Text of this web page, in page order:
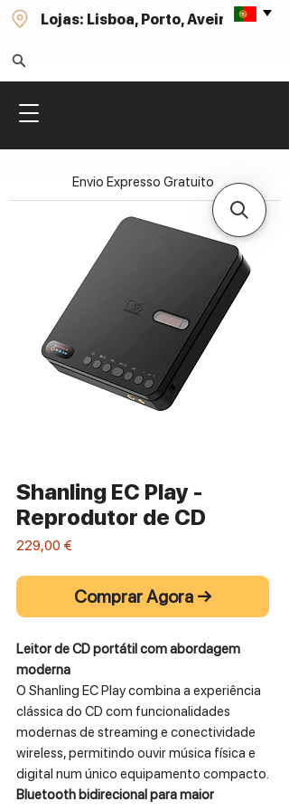
Lojas: Lisboa, Porto, Aveiro
Shanling EC Play -
Reprodutor de CD
229,00 €
Comprar Agora →
Leitor de CD portátil com abordagem
moderna
O Shanling EC Play combina a experiência
clássica do CD com funcionalidades
modernas de streaming e conectividade
wireless, permitindo ouvir música física e
digital num único equipamento compacto.
Bluetooth bidirecional para maior
Envio Expresso Gratuito